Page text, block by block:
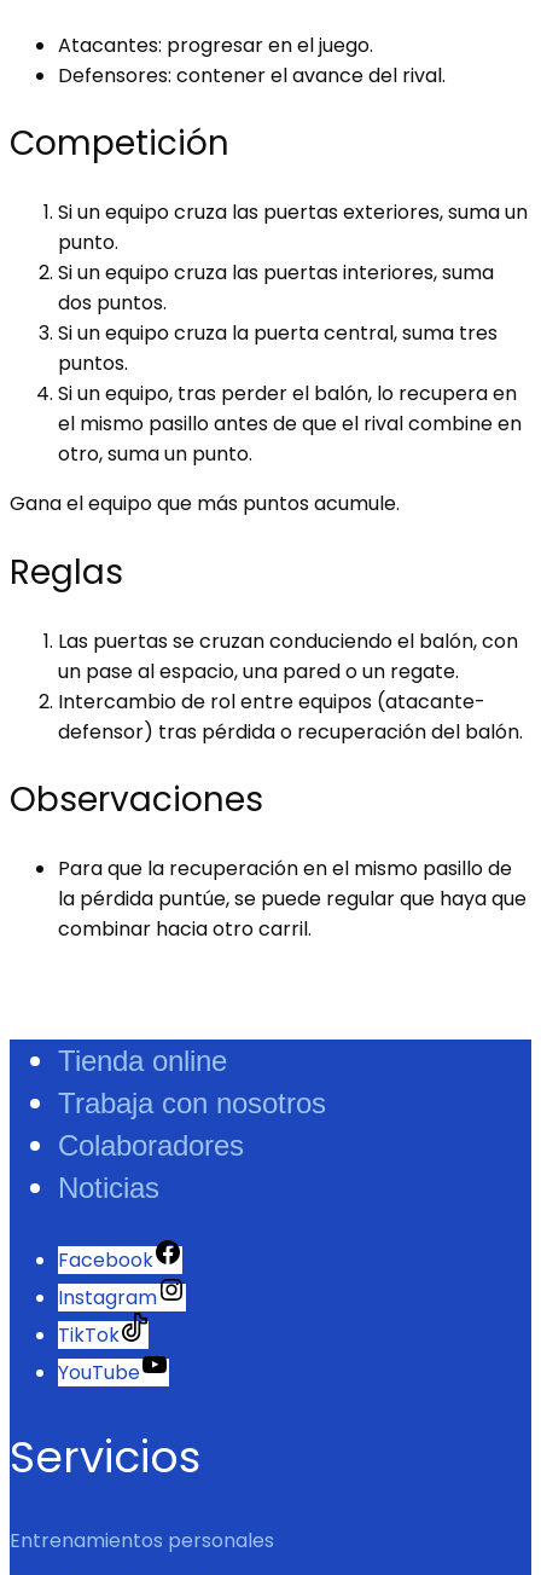
Atacantes: progresar en el juego.
Defensores: contener el avance del rival.
Competición
Si un equipo cruza las puertas exteriores, suma un
punto.
Si un equipo cruza las puertas interiores, suma
dos puntos.
Si un equipo cruza la puerta central, suma tres
puntos.
Si un equipo, tras perder el balón, lo recupera en
el mismo pasillo antes de que el rival combine en
otro, suma un punto.
Gana el equipo que más puntos acumule.
Reglas
Las puertas se cruzan conduciendo el balón, con
un pase al espacio, una pared o un regate.
Intercambio de rol entre equipos (atacante-
defensor) tras pérdida o recuperación del balón.
Observaciones
Para que la recuperación en el mismo pasillo de
la pérdida puntúe, se puede regular que haya que
combinar hacia otro carril.
Tienda online
Trabaja con nosotros
Colaboradores
Noticias
Facebook
Instagram
TikTok
YouTube
Servicios
Entrenamientos personales